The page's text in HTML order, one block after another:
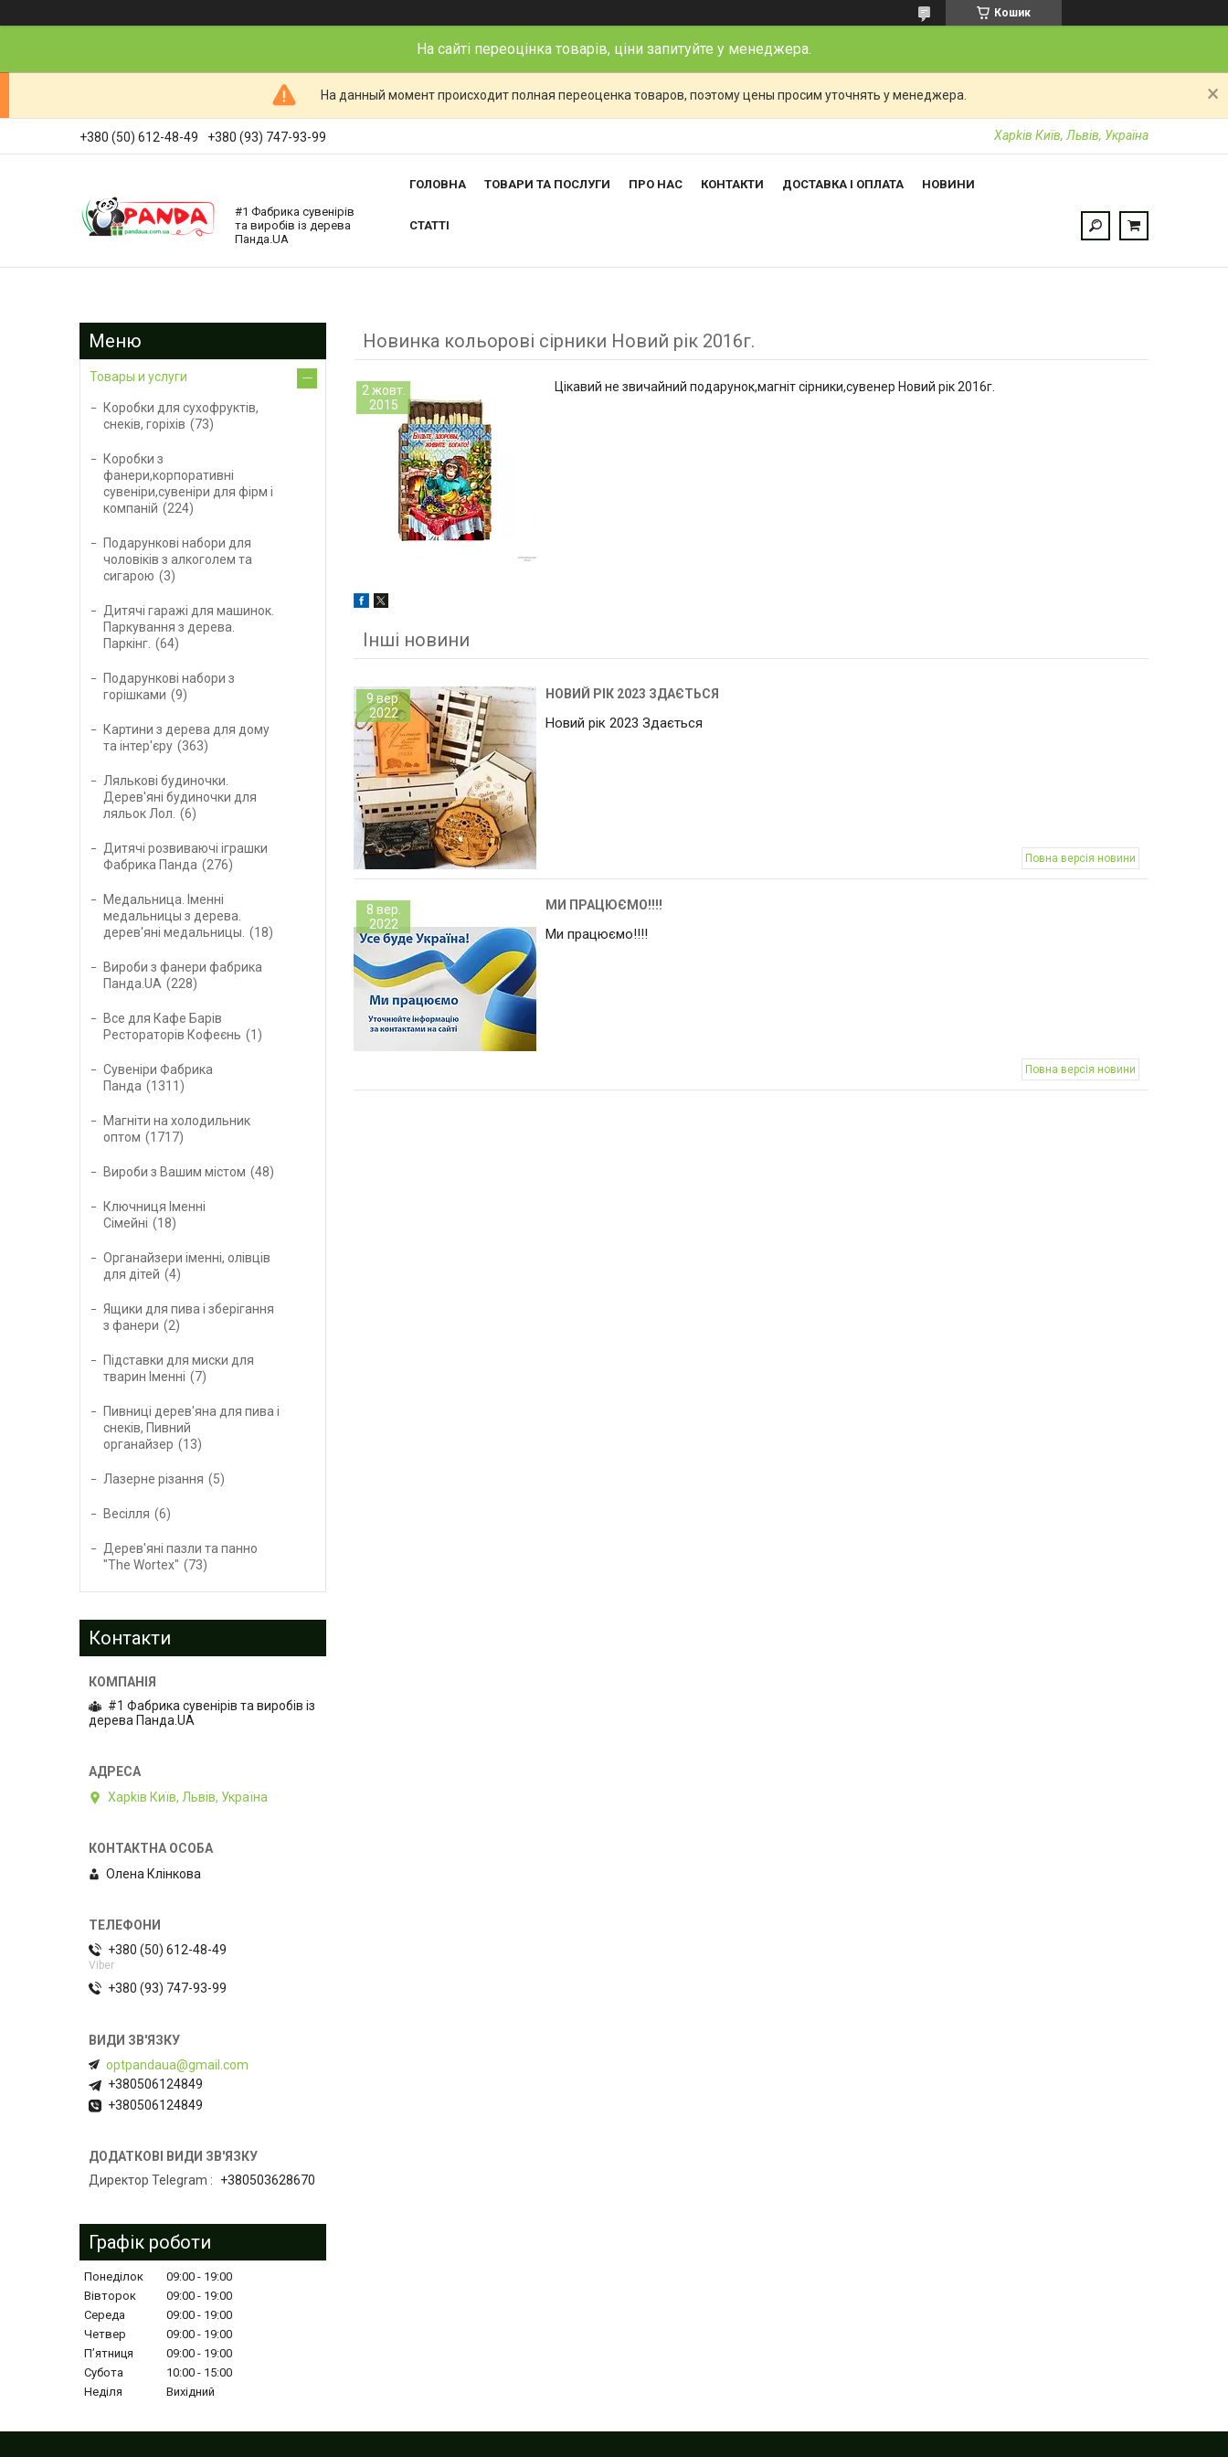
Кошик
На сайті переоцінка товарів, ціни запитуйте у менеджера.
На данный момент происходит полная переоценка товаров, поэтому цены просим уточнять у менеджера.
+380 (50) 612-48-49 +380 (93) 747-93-99 Харkiв Київ, Львів, Україна
#1 Фабрика сувенірів
та виробів із дерева
Панда.UA
ГОЛОВНА ТОВАРИ ТА ПОСЛУГИ ПРО НАС КОНТАКТИ ДОСТАВКА І ОПЛАТА НОВИНИ
СТАТТІ
Новинка кольорові сірники Новий рік 2016г.
2 жовт.
2015
Цікавий не звичайний подарунок,магніт сірники,сувенер Новий рік 2016г.
Інші новини
9 вер.
2022
НОВИЙ РІК 2023 ЗДАЄТЬСЯ
Новий рік 2023 Здається
Повна версія новини
8 вер.
2022
МИ ПРАЦЮЄМО!!!!
Ми працюємо!!!!
Повна версія новини
Товары и услуги
Коробки для сухофруктів,
снеків, горіхів
73
Коробки з
фанери,корпоративні
сувеніри,сувеніри для фірм і
компаній
224
Подарункові набори для
чоловіків з алкоголем та
сигарою
3
Дитячі гаражі для машинок.
Паркування з дерева.
Паркінг.
64
Подарункові набори з
горішками
9
Картини з дерева для дому
та інтер'єру
363
Лялькові будиночки.
Дерев'яні будиночки для
ляльок Лол.
6
Дитячі розвиваючі іграшки
Фабрика Панда
276
Медальница. Іменні
медальницы з дерева.
дерев'яні медальницы.
18
Вироби з фанери фабрика
Панда.UA
228
Все для Кафе Барів
Рестораторів Кофеєнь
1
Сувеніри Фабрика
Панда
1311
Магніти на холодильник
оптом
1717
Вироби з Вашим містом 48
Ключниця Іменні
Сімейні
18
Органайзери іменні, олівців
для дітей
4
Ящики для пива і зберігання
з фанери
2
Підставки для миски для
тварин Іменні
7
Пивниці дерев'яна для пива і
снеків, Пивний
органайзер
13
Лазерне різання 5
Весілля 6
Дерев'яні пазли та панно
"The Wortex"
73
Контакти
#1 Фабрика сувенірів та виробів із
дерева Панда.UA
Харkiв Київ, Львів, Україна
Олена Клiнкова
+380 (50) 612-48-49
Viber
+380 (93) 747-93-99
optpandaua@gmail.com
+380506124849
+380506124849
Директор Telegram +380503628670
Графік роботи
Понеділок 09:00
19:00
Вівторок
09:00
19:00
Середа
09:00
19:00
Четвер
09:00
19:00
Пʼятниця
09:00
19:00
Субота
10:00
15:00
Неділя
Вихідний